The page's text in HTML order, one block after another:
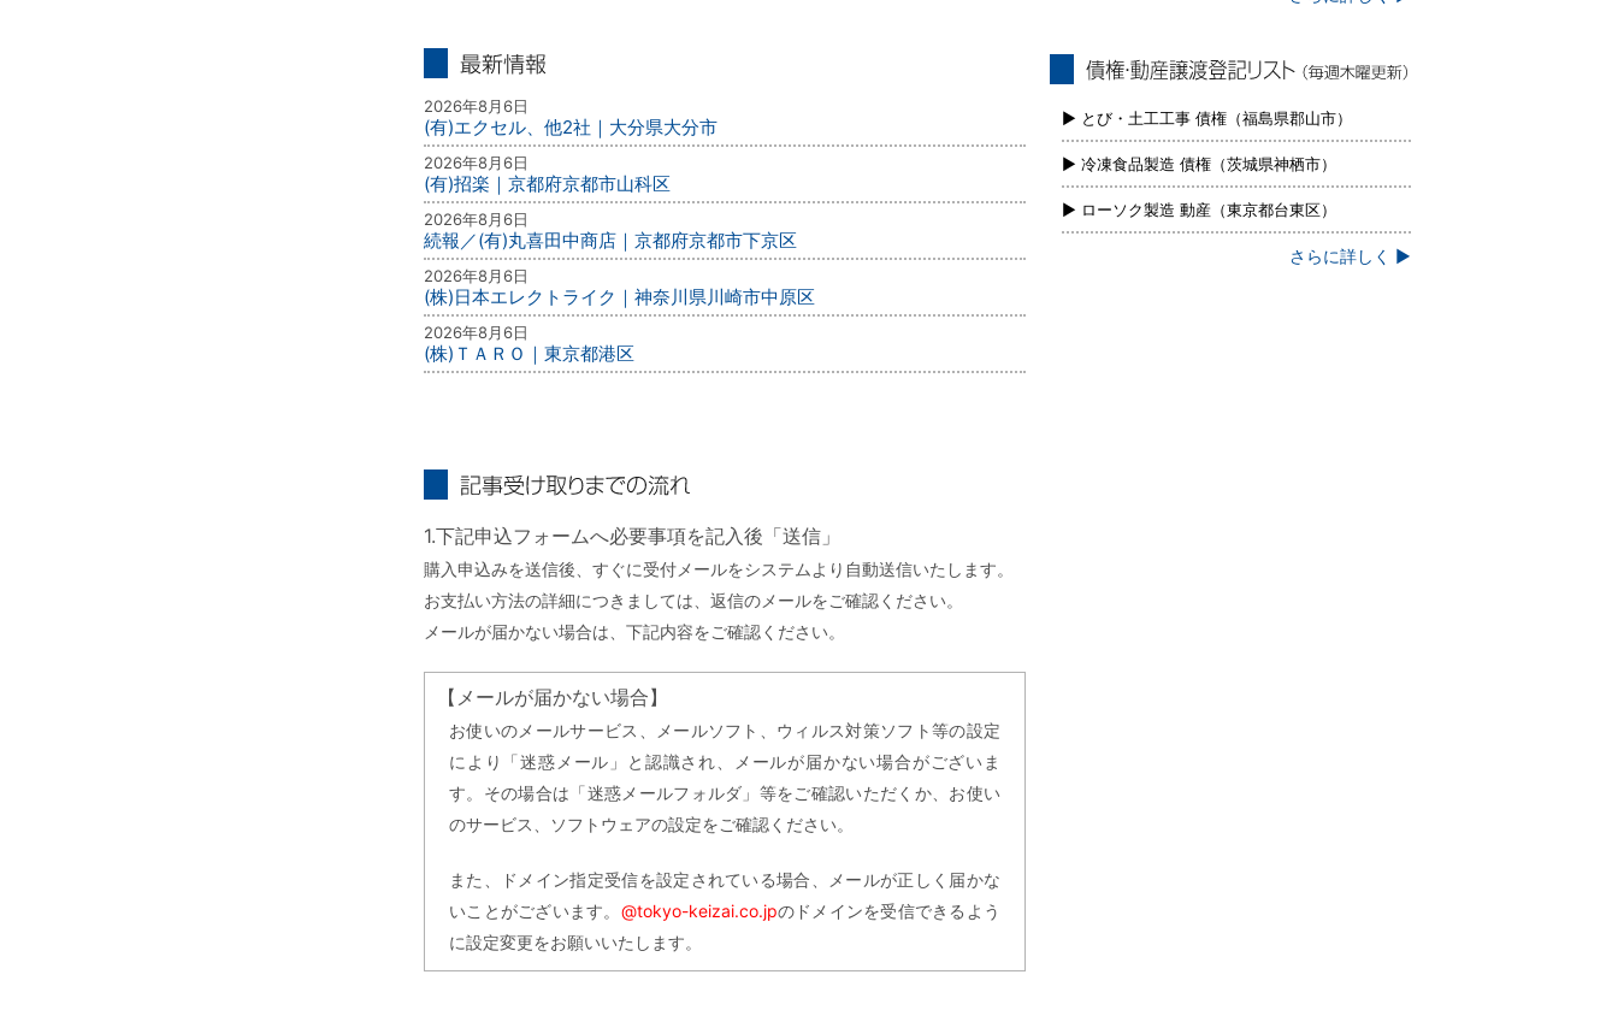
2026年8月6日
(有)エクセル、他2社｜大分県大分市
2026年8月6日
(有)招楽｜京都府京都市山科区
2026年8月6日
続報／(有)丸喜田中商店｜京都府京都市下京区
2026年8月6日
(株)日本エレクトライク｜神奈川県川崎市中原区
2026年8月6日
(株)ＴＡＲＯ｜東京都港区
1.下記申込フォームへ必要事項を記入後「送信」
購入申込みを送信後、すぐに受付メールをシステムより自動送信いたします。
お支払い方法の詳細につきましては、返信のメールをご確認ください。
メールが届かない場合は、下記内容をご確認ください。
【メールが届かない場合】
お使いのメールサービス、メールソフト、ウィルス対策ソフト等の設定
により「迷惑メール」と認識され、メールが届かない場合がございま
す。その場合は「迷惑メールフォルダ」等をご確認いただくか、お使い
のサービス、ソフトウェアの設定をご確認ください。
また、ドメイン指定受信を設定されている場合、メールが正しく届かな
いことがございます。 @tokyo-keizai.co.jpのドメインを受信できるよう
に設定変更をお願いいたします。
新）
▶ とび・土工工事 債権（福島県郡山市）
▶ 冷凍食品製造 債権（茨城県神栖市）
▶ ローソク製造 動産（東京都台東区）
さらに詳しく ▶